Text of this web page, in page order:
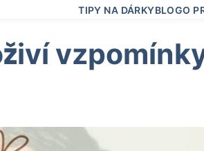
TIPY NA DÁRKYBLOGO